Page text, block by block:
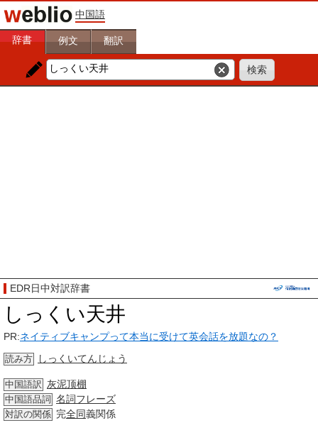
中国語
辞書 例文 翻訳
EDR日中対訳辞書
しっくい天井
PR:ネイティブキャンプって本当に受けて英会話を放題なの？
読み方 しっくいてんじょう
中国語訳 灰泥顶棚
中国語品詞 名詞フレーズ
対訳の関係 完全同義関係